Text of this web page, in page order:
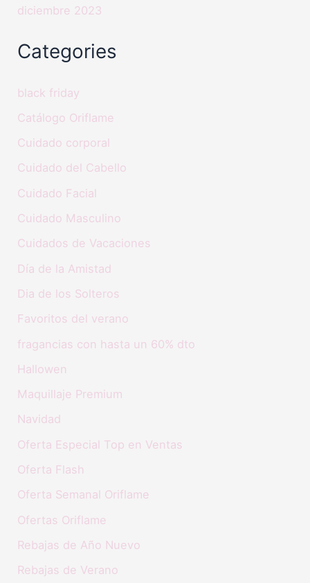
diciembre 2023
Categories
black friday
Catálogo Oriflame
Cuidado corporal
Cuidado del Cabello
Cuidado Facial
Cuidado Masculino
Cuidados de Vacaciones
Día de la Amistad
Dia de los Solteros
Favoritos del verano
fragancias con hasta un 60% dto
Hallowen
Maquillaje Premium
Navidad
Oferta Especial Top en Ventas
Oferta Flash
Oferta Semanal Oriflame
Ofertas Oriflame
Rebajas de Año Nuevo
Rebajas de Verano